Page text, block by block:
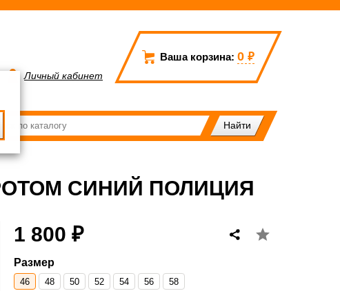
Ваша корзина: 0 ₽
Личный кабинет
СИНИЙ ПОЛИЦИЯ
1 800 ₽
Размер
46 48 50 52 54 56 58